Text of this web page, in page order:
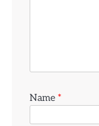
Name *